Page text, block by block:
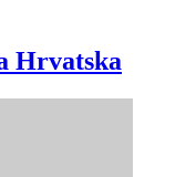
Hrvatska